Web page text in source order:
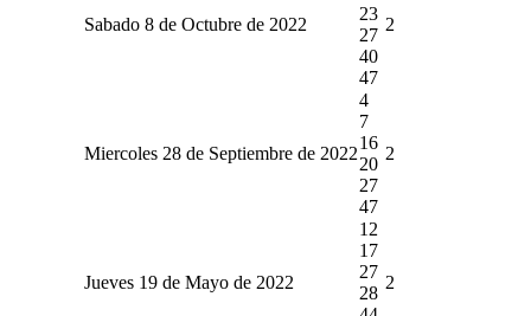
Sabado 8 de Octubre de 2022
23
27
40
47
2
Miercoles 28 de Septiembre de 2022
4
7
16
20
27
47
2
Jueves 19 de Mayo de 2022
12
17
27
28
2